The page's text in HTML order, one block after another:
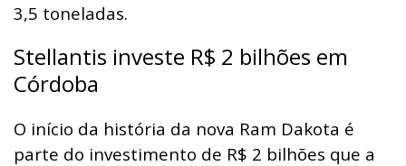
3,5 toneladas.
Stellantis investe R$ 2 bilhões em
Córdoba
O início da história da nova Ram Dakota é
parte do investimento de R$ 2 bilhões que a